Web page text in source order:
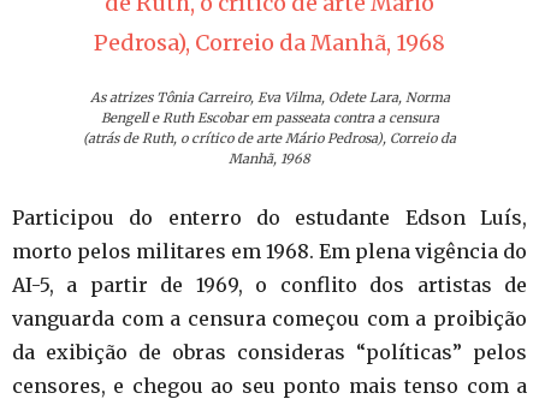
As atrizes Tônia Carreiro, Eva Vilma, Odete Lara, Norma
Bengell e Ruth Escobar em passeata contra a censura
(atrás de Ruth, o crítico de arte Mário Pedrosa), Correio da
Manhã, 1968
Participou do enterro do estudante Edson Luís,
morto pelos militares em 1968. Em plena vigência do
AI-5, a partir de 1969, o conflito dos artistas de
vanguarda com a censura começou com a proibição
da exibição de obras consideras “políticas” pelos
censores, e chegou ao seu ponto mais tenso com a